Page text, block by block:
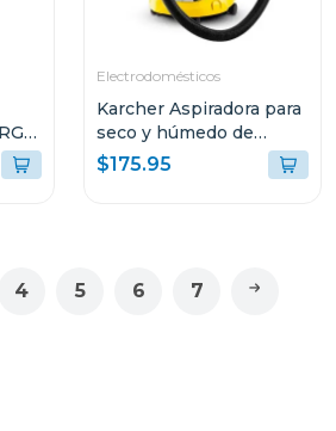
Electrodomésticos
Karcher Aspiradora para
seco y húmedo de
1000w wd3s
$175.95
4 5 6 7